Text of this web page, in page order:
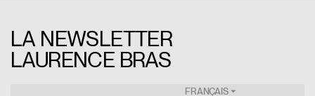
LA NEWSLETTER
LAURENCE BRAS
FRANÇAIS ⏷